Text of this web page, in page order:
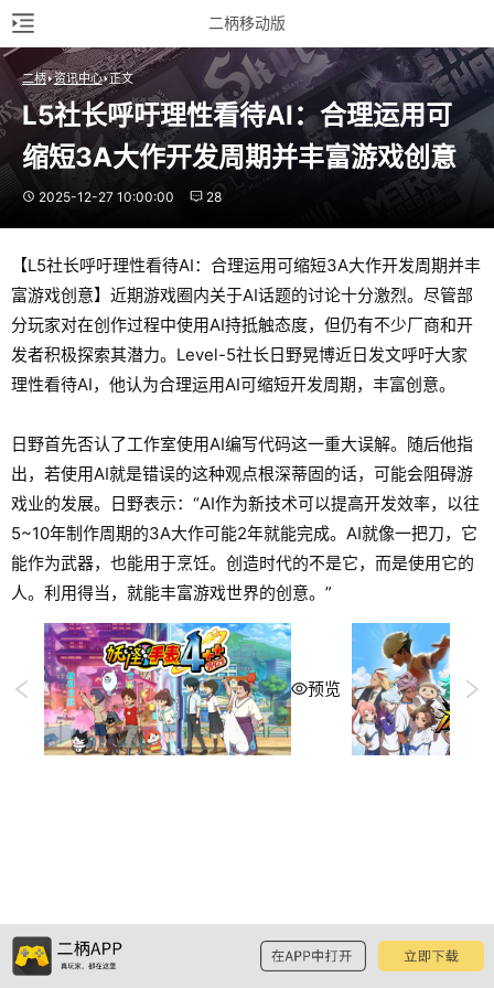
二柄移动版
二柄 资讯中心 正文
L5社长呼吁理性看待AI：合理运用可
缩短3A大作开发周期并丰富游戏创意
2025-12-27 10:00:00 28
【L5社长呼吁理性看待AI：合理运用可缩短3A大作开发周期并丰
富游戏创意】近期游戏圈内关于AI话题的讨论十分激烈。尽管部
分玩家对在创作过程中使用AI持抵触态度，但仍有不少厂商和开
发者积极探索其潜力。Level-5社长日野晃博近日发文呼吁大家
理性看待AI，他认为合理运用AI可缩短开发周期，丰富创意。
日野首先否认了工作室使用AI编写代码这一重大误解。随后他指
出，若使用AI就是错误的这种观点根深蒂固的话，可能会阻碍游
戏业的发展。日野表示：“AI作为新技术可以提高开发效率，以往
5~10年制作周期的3A大作可能2年就能完成。AI就像一把刀，它
能作为武器，也能用于烹饪。创造时代的不是它，而是使用它的
人。利用得当，就能丰富游戏世界的创意。”
预览